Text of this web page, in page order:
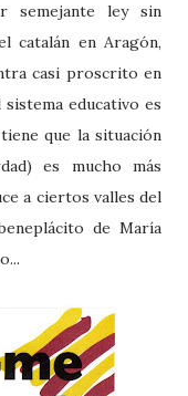
semejante ley sin
catalán en Aragón,
casi proscrito en
educativo es
que la situación
es mucho más
a ciertos valles del
de María